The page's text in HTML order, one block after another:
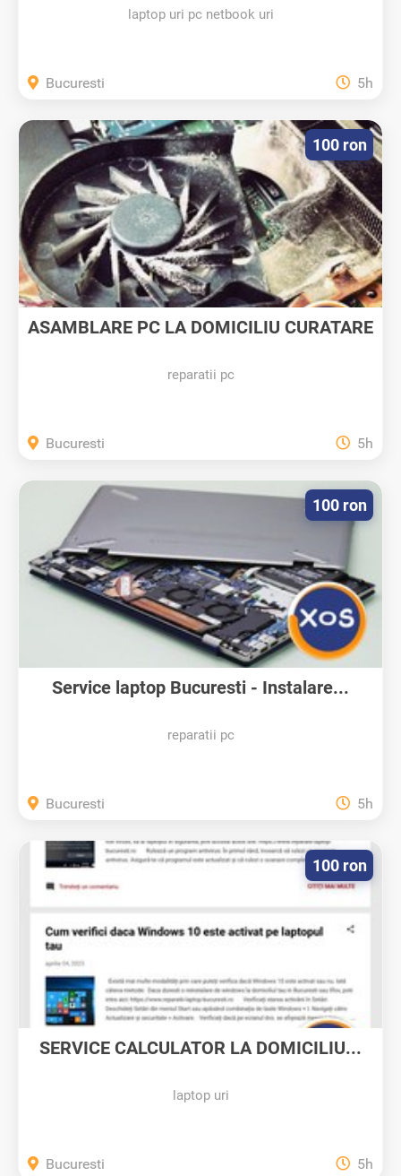
laptop uri pc netbook uri
Bucuresti 5h
ASAMBLARE PC LA DOMICILIU CURATARE
reparatii pc
100 ron
Bucuresti 5h
Service laptop Bucuresti - Instalare...
reparatii pc
100 ron
Bucuresti 5h
SERVICE CALCULATOR LA DOMICILIU...
laptop uri
100 ron
Bucuresti 5h